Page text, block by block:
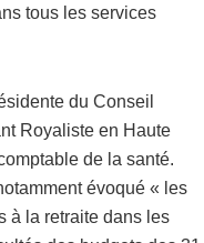
tous les services
du Conseil
Royaliste en Haute
de la santé.
évoqué « les
à la retraite dans les